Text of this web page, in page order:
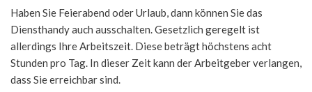
Haben Sie Feierabend oder Urlaub, dann können Sie das
Diensthandy auch ausschalten. Gesetzlich geregelt ist
allerdings Ihre Arbeitszeit. Diese beträgt höchstens acht
Stunden pro Tag. In dieser Zeit kann der Arbeitgeber verlangen,
dass Sie erreichbar sind.